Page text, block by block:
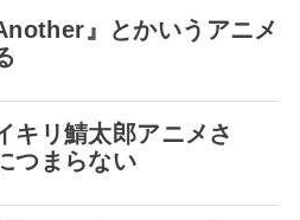
』とかいうアニメ
キリ鯖太郎アニメさ
つまらない